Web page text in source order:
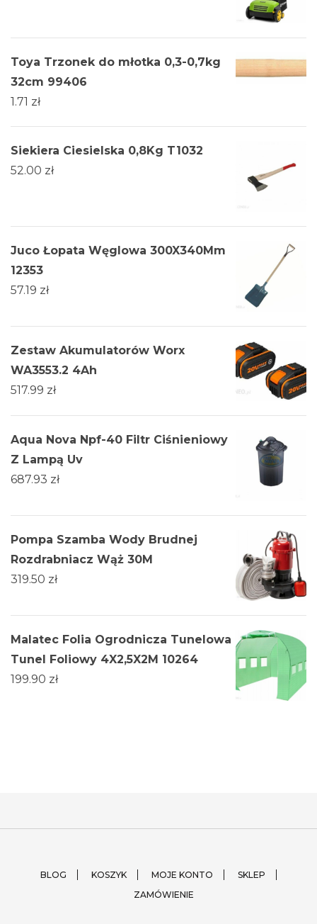
Toya Trzonek do młotka 0,3-0,7kg
32cm 99406
1.71 zł
Siekiera Ciesielska 0,8Kg T1032
52.00 zł
Juco Łopata Węglowa 300X340Mm
12353
57.19 zł
Zestaw Akumulatorów Worx
WA3553.2 4Ah
517.99 zł
Aqua Nova Npf-40 Filtr Ciśnieniowy
Z Lampą Uv
687.93 zł
Pompa Szamba Wody Brudnej
Rozdrabniacz Wąż 30M
319.50 zł
Malatec Folia Ogrodnicza Tunelowa
Tunel Foliowy 4X2,5X2M 10264
199.90 zł
BLOG KOSZYK MOJE KONTO
SKLEP
ZAMÓWIENIE